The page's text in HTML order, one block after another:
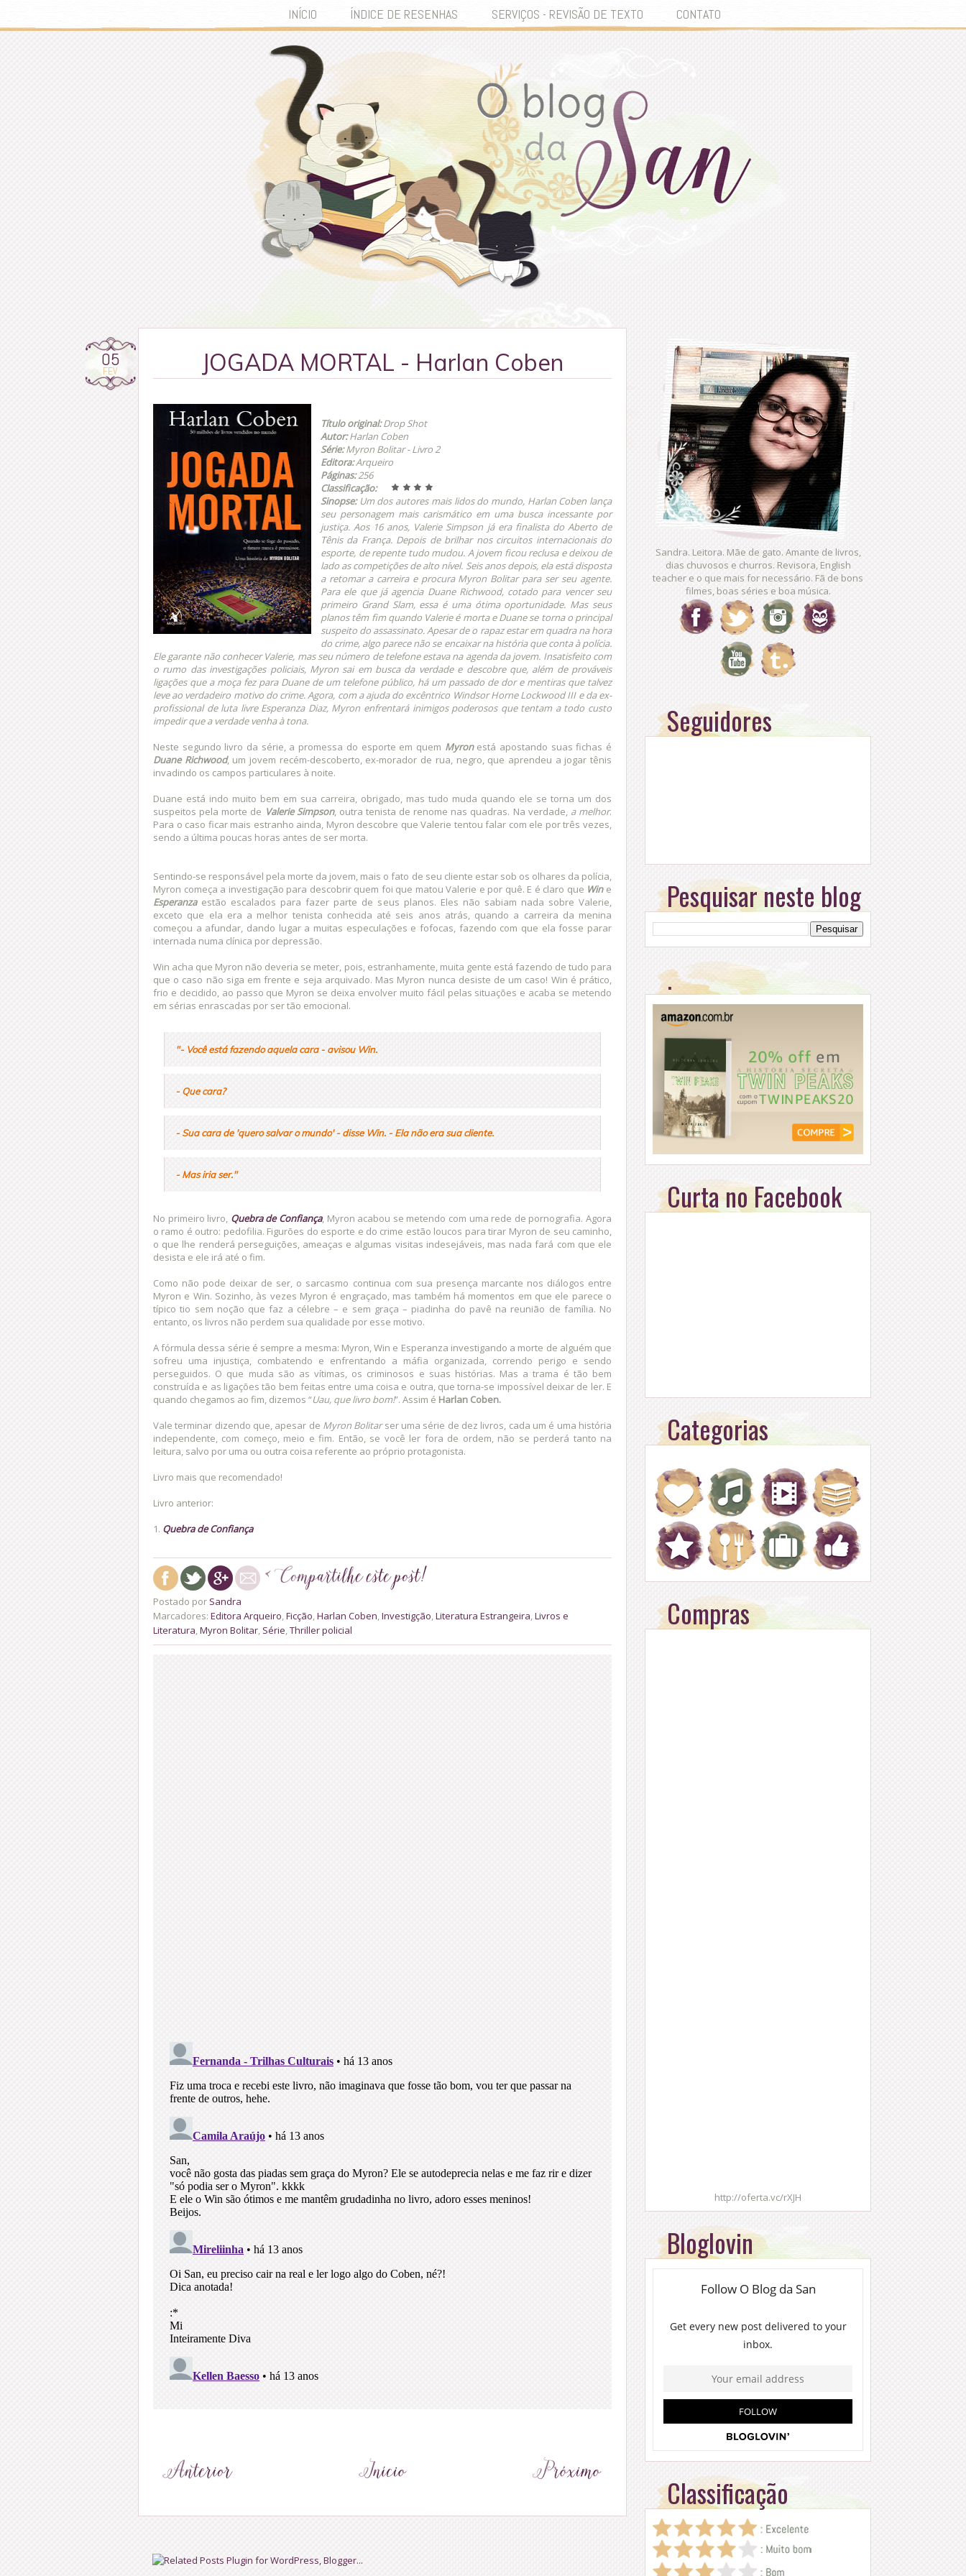
INÍCIO ÍNDICE DE RESENHAS SERVIÇOS - REVISÃO DE TEXTO CONTATO
05
FEV JOGADA MORTAL - Harlan Coben
Título original:Drop Shot
Autor:Harlan Coben
Série:Myron Bolitar - Livro 2
Editora:Arqueiro
Páginas:256
Classificação:
Sinopse: Um dos autores mais lidos do mundo, Harlan Coben lança
seu personagem mais carismático em uma busca incessante por
justiça. Aos 16 anos, Valerie Simpson já era finalista do Aberto de
Tênis da França. Depois de brilhar nos circuitos internacionais do
esporte, de repente tudo mudou. A jovem ficou reclusa e deixou de
lado as competições de alto nível. Seis anos depois, ela está disposta
a retomar a carreira e procura Myron Bolitar para ser seu agente.
Para ele que já agencia Duane Richwood, cotado para vencer seu
primeiro Grand Slam, essa é uma ótima oportunidade. Mas seus
planos têm fim quando Valerie é morta e Duane se torna o principal
suspeito do assassinato. Apesar de o rapaz estar em quadra na hora
do crime, algo parece não se encaixar na história que conta à polícia.
Ele garante não conhecer Valerie, mas seu número de telefone estava na agenda da jovem. Insatisfeito com
o rumo das investigações policiais, Myron sai em busca da verdade e descobre que, além de prováveis
ligações que a moça fez para Duane de um telefone público, há um passado de dor e mentiras que talvez
leve ao verdadeiro motivo do crime. Agora, com a ajuda do excêntrico Windsor Horne Lockwood III e da ex-
profissional de luta livre Esperanza Diaz, Myron enfrentará inimigos poderosos que tentam a todo custo
impedir que a verdade venha à tona.
Neste segundo livro da série, a promessa do esporte em quem Myronestá apostando suas fichas é
Duane Richwood, um jovem recém-descoberto, ex-morador de rua, negro, que aprendeu a jogar tênis
invadindo os campos particulares à noite.
Duane está indo muito bem em sua carreira, obrigado, mas tudo muda quando ele se torna um dos
suspeitos pela morte de Valerie Simpson, outra tenista de renome nas quadras. Na verdade, a melhor.
Para o caso ficar mais estranho ainda, Myron descobre que Valerie tentou falar com ele por três vezes,
sendo a última poucas horas antes de ser morta.
Sentindo-se responsável pela morte da jovem, mais o fato de seu cliente estar sob os olhares da polícia,
Myron começa a investigação para descobrir quem foi que matou Valerie e por quê. E é claro que Wine
Esperanzaestão escalados para fazer parte de seus planos. Eles não sabiam nada sobre Valerie,
exceto que ela era a melhor tenista conhecida até seis anos atrás, quando a carreira da menina
começou a afundar, dando lugar a muitas especulações e fofocas, fazendo com que ela fosse parar
internada numa clínica por depressão.
Win acha que Myron não deveria se meter, pois, estranhamente, muita gente está fazendo de tudo para
que o caso não siga em frente e seja arquivado. Mas Myron nunca desiste de um caso! Win é prático,
frio e decidido, ao passo que Myron se deixa envolver muito fácil pelas situações e acaba se metendo
em sérias enrascadas por ser tão emocional.
"- Você está fazendo aquela cara - avisou Win.
- Que cara?
- Sua cara de 'quero salvar o mundo' - disse Win. -Ela não era sua cliente.
- Mas iria ser."
No primeiro livro, Quebra de Confiança, Myron acabou se metendo com uma rede de pornografia. Agora
o ramo é outro: pedofilia. Figurões do esporte e do crime estão loucos para tirar Myron de seu caminho,
o que lhe renderá perseguições, ameaças e algumas visitas indesejáveis, mas nada fará com que ele
desista e ele irá até o fim.
Como não pode deixar de ser, o sarcasmo continua com sua presença marcante nos diálogos entre
Myron e Win. Sozinho, às vezes Myron é engraçado, mas também há momentos em que ele parece o
típico tio sem noção que faz a célebre – e sem graça – piadinha do pavê na reunião de família. No
entanto, os livros não perdem sua qualidade por esse motivo.
A fórmula dessa série é sempre a mesma: Myron, Win e Esperanza investigando a morte de alguém que
sofreu uma injustiça, combatendo e enfrentando a máfia organizada, correndo perigo e sendo
perseguidos. O que muda são as vítimas, os criminosos e suas histórias. Mas a trama é tão bem
construída e as ligações tão bem feitas entre uma coisa e outra, que torna-se impossível deixar de ler. E
quando chegamos ao fim, dizemos “Uau, que livro bom!”. Assim é Harlan Coben.
Vale terminar dizendo que, apesar de Myron Bolitarser uma série de dez livros, cada um é uma história
independente, com começo, meio e fim. Então, se você ler fora de ordem, não se perderá tanto na
leitura, salvo por uma ou outra coisa referente ao próprio protagonista.
Livro mais que recomendado!
Livro anterior:
1. Quebra de Confiança
Postado por Sandra
Marcadores: Editora Arqueiro Ficção Harlan Coben Investigção Literatura Estrangeira Livros e
Literatura Myron Bolitar Série Thriller policial
Sandra. Leitora. Mãe de gato. Amante de livros,
dias chuvosos e churros. Revisora, English
teacher e o que mais for necessário. Fã de bons
filmes, boas séries e boa música.
Seguidores
Pesquisar neste blog
.
Curta no Facebook
Categorias
Compras
http://oferta.vc/rXJH
Bloglovin
Classificação